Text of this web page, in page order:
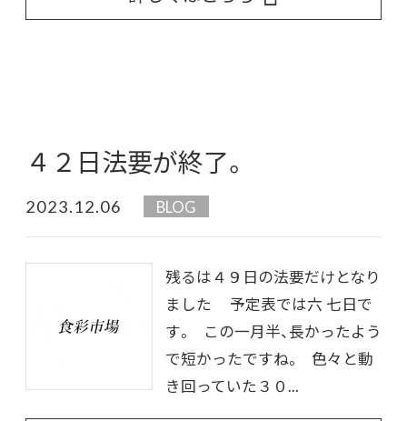
４２日法要が終了。
2023.12.06 BLOG
残るは４９日の法要だけとなり
ました 予定表では六 七日で
す。 この一月半、長かったよう
で短かったですね。 色々と動
き回っていた３０...